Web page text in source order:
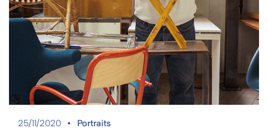
25/11/2020 Portraits